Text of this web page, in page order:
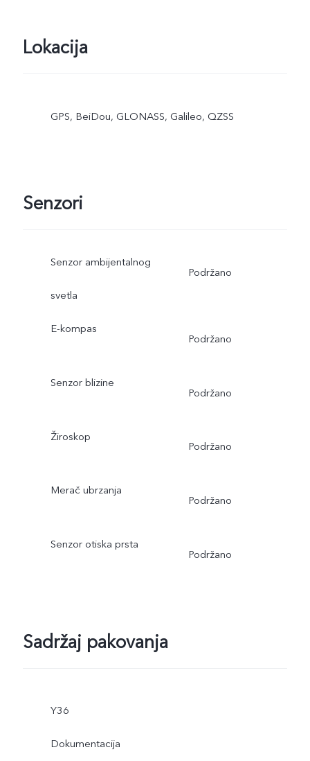
Lokacija
GPS, BeiDou, GLONASS, Galileo, QZSS
Senzori
Senzor ambijentalnog
svetla
Podržano
E-kompas
Podržano
Senzor blizine
Podržano
Žiroskop
Podržano
Merač ubrzanja
Podržano
Senzor otiska prsta
Podržano
Sadržaj pakovanja
Y36
Dokumentacija